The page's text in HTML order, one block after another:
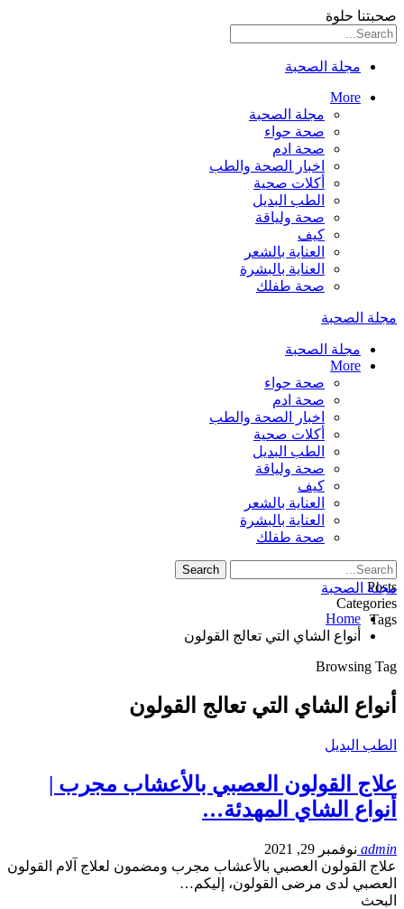
صحبتنا حلوة
مجلة الصحبة
More
مجلة الصحبة
صحة حواء
صحة ادم
اخبار الصحة والطب
أكلات صحية
الطب البديل
صحة ولياقة
كيف
العناية بالشعر
العناية بالبشرة
صحة طفلك
مجلة الصحبة
مجلة الصحبة
More
صحة حواء
صحة ادم
اخبار الصحة والطب
أكلات صحية
الطب البديل
صحة ولياقة
كيف
العناية بالشعر
العناية بالبشرة
صحة طفلك
Posts
Categories
Tags
مجلة الصحبة
Home
أنواع الشاي التي تعالج القولون
Browsing Tag
أنواع الشاي التي تعالج القولون
الطب البديل
علاج القولون العصبي بالأعشاب مجرب |
أنواع الشاي المهدئة…
admin نوفمبر 29, 2021
علاج القولون العصبي بالأعشاب مجرب ومضمون لعلاج آلام القولون
العصبي لدى مرضى القولون، إليكم…
البحث